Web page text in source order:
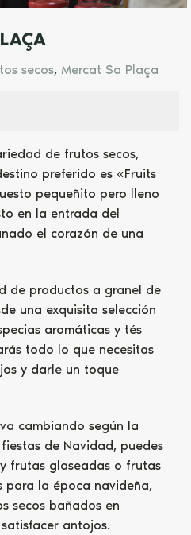
secos, Mercat Sa Plaça
de frutos secos,
preferido es «Fruits
pequeñito pero lleno
en la entrada del
el corazón de una
de productos a granel de
una exquisita selección
aromáticas y tés
todo lo que necesitas
y darle un toque
cambiando según la
de Navidad, puedes
frutas glaseadas o frutas
para la época navideña,
secos bañados en
antojos.